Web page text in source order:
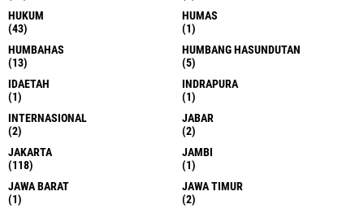
HUKUM
(43)
HUMAS
(1)
HUMBAHAS
(13)
HUMBANG HASUNDUTAN
(5)
IDAETAH
(1)
INDRAPURA
(1)
INTERNASIONAL
(2)
JABAR
(2)
JAKARTA
(118)
JAMBI
(1)
JAWA BARAT
(1)
JAWA TIMUR
(2)